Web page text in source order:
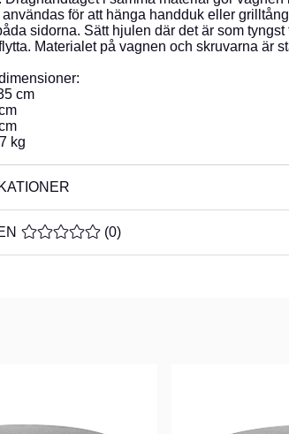
användas för att hänga handduk eller
sidorna. Sätt hjulen där det är som tyngst
Materialet på vagnen och skruvarna är
cm
kg
MEDELBETYG 0 AV 5 ANTAL BETYG 0
(0)